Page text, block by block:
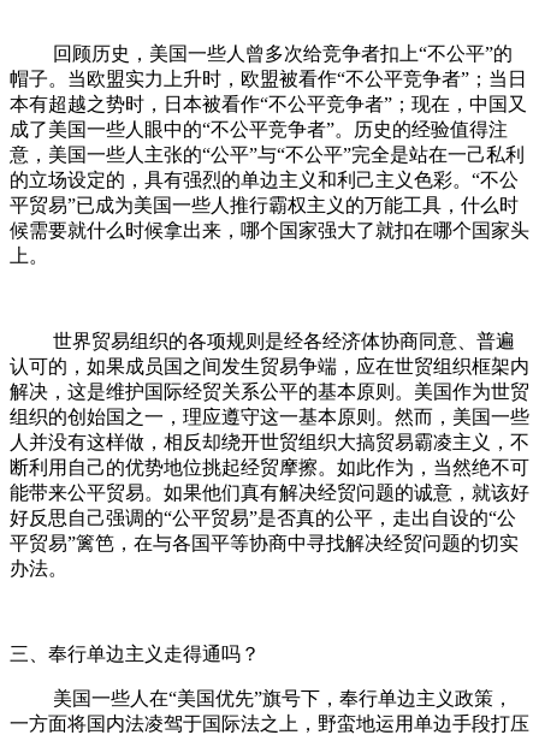
回顾历史，美国一些人曾多次给竞争者扣上“不公平”的
帽子。当欧盟实力上升时，欧盟被看作“不公平竞争者”；当日
本有超越之势时，日本被看作“不公平竞争者”；现在，中国又
成了美国一些人眼中的“不公平竞争者”。历史的经验值得注
意，美国一些人主张的“公平”与“不公平”完全是站在一己私利
的立场设定的，具有强烈的单边主义和利己主义色彩。“不公
平贸易”已成为美国一些人推行霸权主义的万能工具，什么时
候需要就什么时候拿出来，哪个国家强大了就扣在哪个国家头
上。
世界贸易组织的各项规则是经各经济体协商同意、普遍
认可的，如果成员国之间发生贸易争端，应在世贸组织框架内
解决，这是维护国际经贸关系公平的基本原则。美国作为世贸
组织的创始国之一，理应遵守这一基本原则。然而，美国一些
人并没有这样做，相反却绕开世贸组织大搞贸易霸凌主义，不
断利用自己的优势地位挑起经贸摩擦。如此作为，当然绝不可
能带来公平贸易。如果他们真有解决经贸问题的诚意，就该好
好反思自己强调的“公平贸易”是否真的公平，走出自设的“公
平贸易”篱笆，在与各国平等协商中寻找解决经贸问题的切实
办法。
三、奉行单边主义走得通吗？
美国一些人在“美国优先”旗号下，奉行单边主义政策，
一方面将国内法凌驾于国际法之上，野蛮地运用单边手段打压